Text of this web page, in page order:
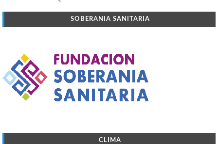
SOBERANIA SANITARIA
CLIMA